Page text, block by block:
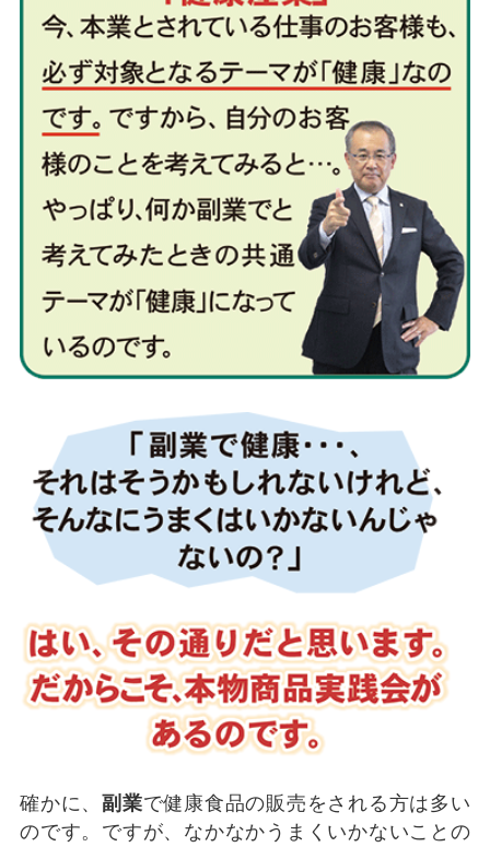
確かに、副業で健康食品の販売をされる方は多い
のです。ですが、なかなかうまくいかないことの